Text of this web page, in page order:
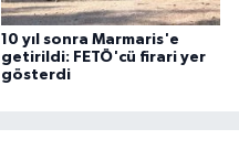
10 yıl sonra Marmaris'e
getirildi: FETÖ'cü firari yer
gösterdi